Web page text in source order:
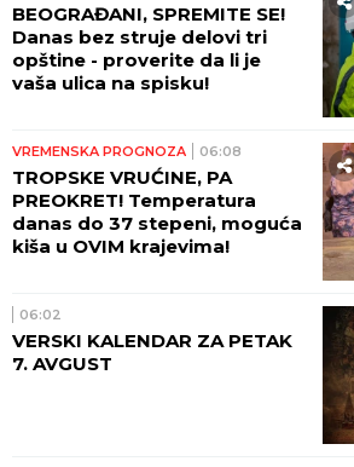
BEOGRAĐANI, SPREMITE SE!
Danas bez struje delovi tri
opštine - proverite da li je
vaša ulica na spisku!
VREMENSKA PROGNOZA 06:08
TROPSKE VRUĆINE, PA
PREOKRET! Temperatura
danas do 37 stepeni, moguća
kiša u OVIM krajevima!
06:02
VERSKI KALENDAR ZA PETAK
7. AVGUST